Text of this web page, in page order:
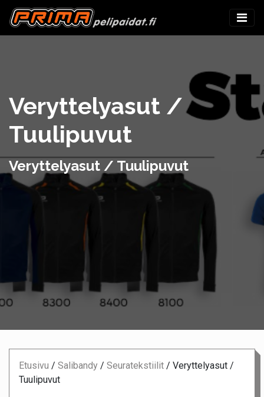
Veryttelyasut /
Tuulipuvut
Veryttelyasut / Tuulipuvut
Etusivu / Salibandy / Seuratekstiilit / Veryttelyasut /
Tuulipuvut